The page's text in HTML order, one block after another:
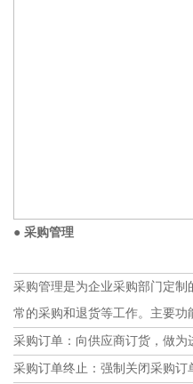
● 采购管理
采购管理是为企业采购部门定制
常的采购和退货等工作。主要功
采购订单：向供应商订货，做为
采购订单终止：强制关闭采购订